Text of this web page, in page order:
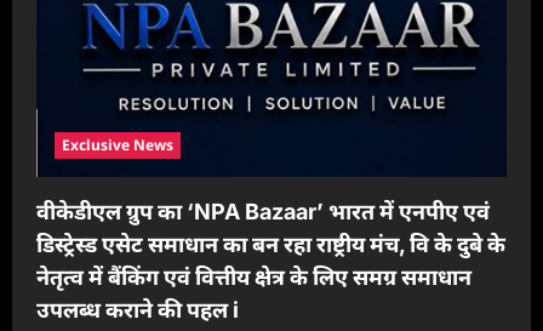
Exclusive News
वीकेडीएल ग्रुप का ‘NPA Bazaar’ भारत में एनपीए एवं
डिस्ट्रेस्ड एसेट समाधान का बन रहा राष्ट्रीय मंच, वि के दुबे के
नेतृत्व में बैंकिंग एवं वित्तीय क्षेत्र के लिए समग्र समाधान
उपलब्ध कराने की पहल i